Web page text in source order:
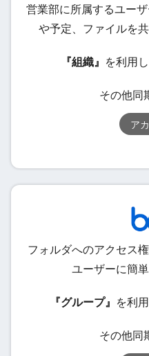
営業部に所属するユー
や予定、ファイルを
『組織』 を利用
その他同
ア
フォルダへのアクセス
ユーザーに簡
『グループ』 を利
その他同